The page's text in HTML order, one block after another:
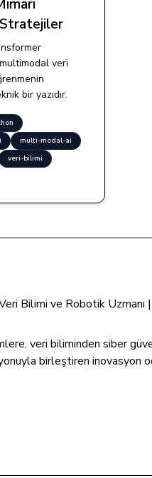
veri
bir yazıdır.
multi-modal-ai
veri-bilimi
Bilimi ve Robotik Uzmanı
veri biliminden siber
birleştiren inovasyon